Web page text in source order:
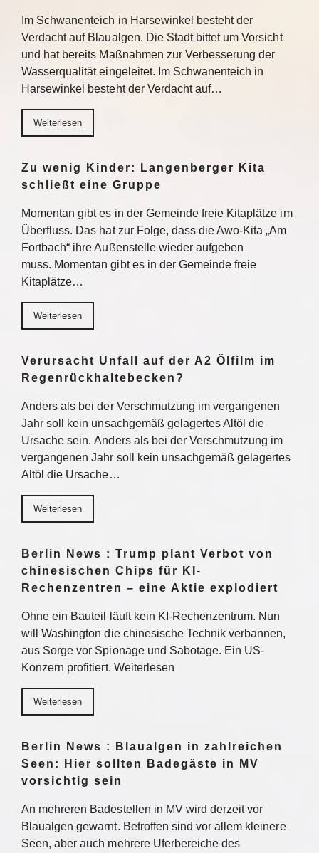
Im Schwanenteich in Harsewinkel besteht der
Verdacht auf Blaualgen. Die Stadt bittet um Vorsicht
und hat bereits Maßnahmen zur Verbesserung der
Wasserqualität eingeleitet. Im Schwanenteich in
Harsewinkel besteht der Verdacht auf…
Weiterlesen
Zu wenig Kinder: Langenberger Kita
schließt eine Gruppe
Momentan gibt es in der Gemeinde freie Kitaplätze im
Überfluss. Das hat zur Folge, dass die Awo-Kita „Am
Fortbach“ ihre Außenstelle wieder aufgeben
muss. Momentan gibt es in der Gemeinde freie
Kitaplätze…
Weiterlesen
Verursacht Unfall auf der A2 Ölfilm im
Regenrückhaltebecken?
Anders als bei der Verschmutzung im vergangenen
Jahr soll kein unsachgemäß gelagertes Altöl die
Ursache sein. Anders als bei der Verschmutzung im
vergangenen Jahr soll kein unsachgemäß gelagertes
Altöl die Ursache…
Weiterlesen
Berlin News : Trump plant Verbot von
chinesischen Chips für KI-
Rechenzentren – eine Aktie explodiert
Ohne ein Bauteil läuft kein KI-Rechenzentrum. Nun
will Washington die chinesische Technik verbannen,
aus Sorge vor Spionage und Sabotage. Ein US-
Konzern profitiert. Weiterlesen
Weiterlesen
Berlin News : Blaualgen in zahlreichen
Seen: Hier sollten Badegäste in MV
vorsichtig sein
An mehreren Badestellen in MV wird derzeit vor
Blaualgen gewarnt. Betroffen sind vor allem kleinere
Seen, aber auch mehrere Uferbereiche des